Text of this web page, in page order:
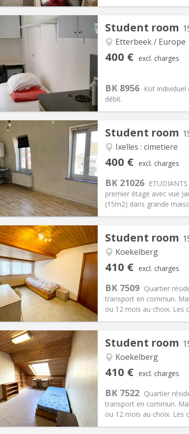
Student room
Etterbeek / Europe
400 € excl. charges
BK 8956 Kot
débit.
Info
€
130 €
12 months
Arrangement
Surface:15 m2
Student room
Ixelles : cimetiere
400 € excl. charges
BK 21026
premier étage avec vue
(15m2) dans grande
Info
€
190 €
12 months
Allowed
Arrangement
Bathroom: Private
Surface:15 m2
Student room
Koekelberg
410 € excl. charges
BK 7509 Quartier
transport en commun.
ou 12 mois au choix. Les
Info
€
120 €
11 months
With conditions
Arrangement
Bathroom:Shared
Surface:15 m2
Student room
Koekelberg
410 € excl. charges
BK 7522 Quartier
transport en commun.
ou 12 mois au choix. Les
Info
€
120 €
11 months
With conditions
Arrangement
Bathroom:Shared
Surface:15 m2